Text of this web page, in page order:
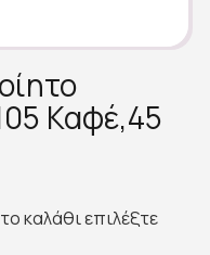
Καφέ,45
καλάθι επιλέξτε